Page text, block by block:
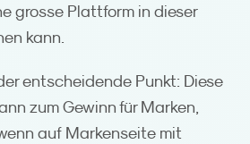
grosse Plattform in dieser
kann.
entscheidende Punkt: Diese
zum Gewinn für Marken,
auf Markenseite mit